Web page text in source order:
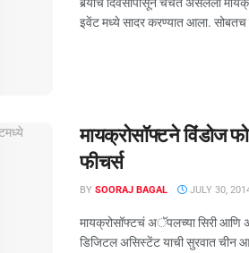
इवेंट मध्ये सादर करण्यात आला. सोबतच
मायक्रोसॉफ्टने विंडोज
फीचर्स
BY SOORAJ BAGAL JULY 30,
मायक्रोसॉफ्टचं अॅपलच्या सिरी आणि
डिजिटल असिस्टेंट याची सुरवात चीन